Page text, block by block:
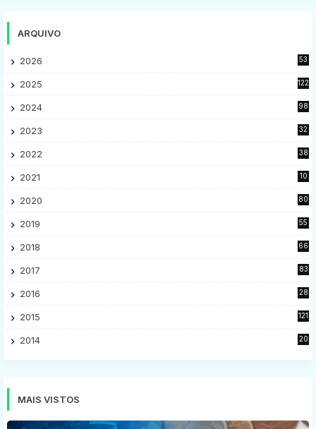
ARQUIVO
2026 53
2025 122
2024 98
2023
32
2022
38
2021
10
2020
80
2019
55
2018
66
2017
83
2016
28
2015
121
2014
20
MAIS VISTOS